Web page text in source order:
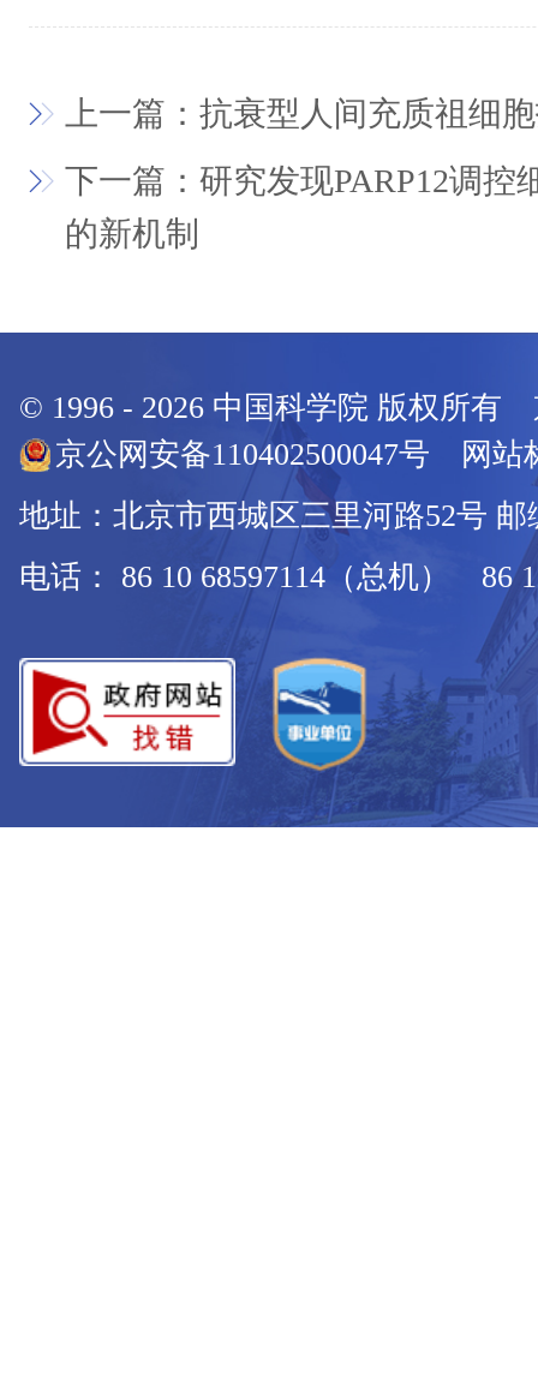
上一篇：抗衰型人间充质祖细
下一篇：研究发现PARP12调控
的新机制
© 1996 - 2026 中国科学院 版权所有
京公网安备110402500047号 网站
地址：北京市西城区三里河路52号 邮
电话： 86 10 68597114（总机） 86